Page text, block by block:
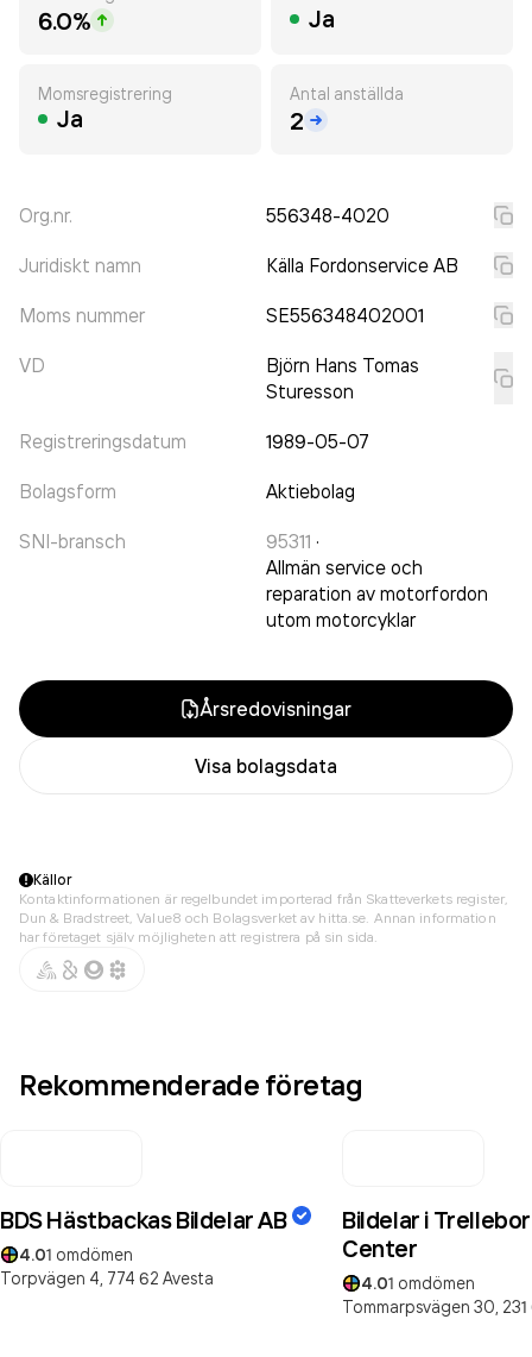
6.0% Ja
Momsregistrering
Ja
Antal anställda
2
Org.nr. 556348-4020
Juridiskt namn Källa Fordonservice AB
Moms nummer SE556348402001
VD
Björn Hans Tomas
Sturesson
Registreringsdatum 1989-05-07
Bolagsform Aktiebolag
SNI-bransch 95311 ·
Allmän service och
reparation av motorfordon
utom motorcyklar
Årsredovisningar
Visa bolagsdata
Källor
Kontaktinformationen är regelbundet importerad från Skatteverkets register,
Dun & Bradstreet, Value8 och Bolagsverket av hitta.se. Annan information
har företaget själv möjligheten att registrera på sin sida.
Rekommenderade företag
BDS Hästbackas Bildelar AB
4.01 omdömen
Torpvägen 4, 774 62 Avesta
Bildelar i
Center
4.01 omdömen
Tommarpsvägen 30,